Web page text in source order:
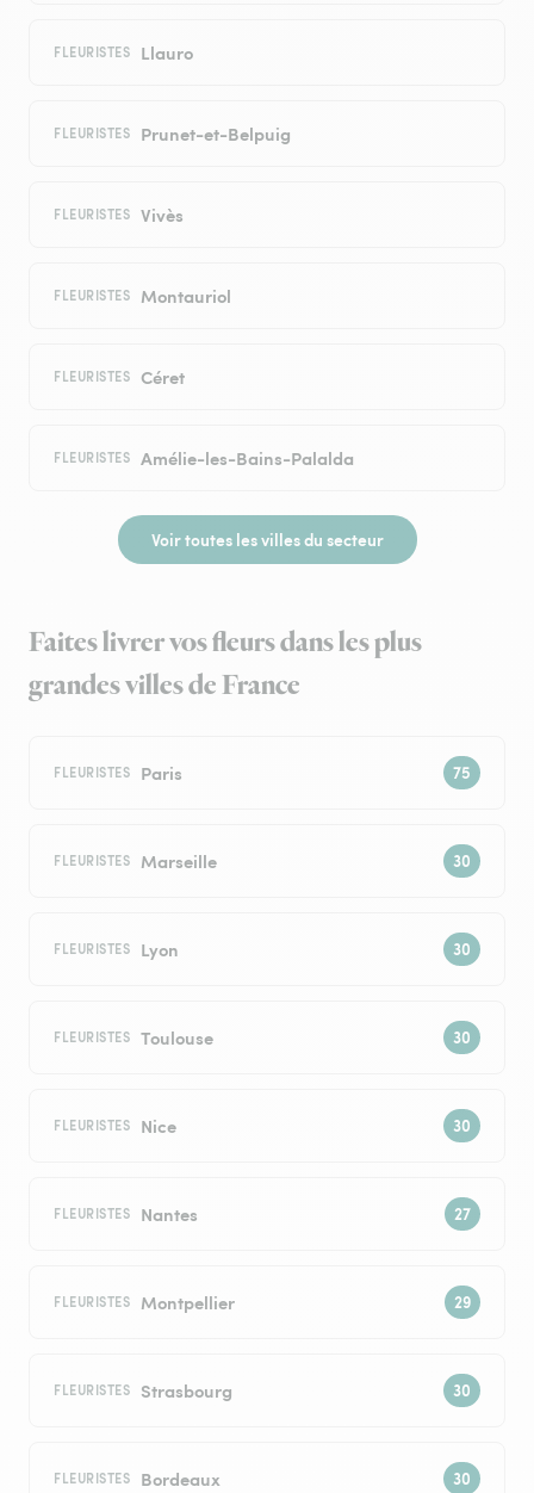
FLEURISTES Llauro
FLEURISTES Prunet-et-Belpuig
FLEURISTES Vivès
FLEURISTES Montauriol
FLEURISTES Céret
FLEURISTES Amélie-les-Bains-Palalda
Voir toutes les villes du secteur
Faites livrer vos fleurs dans les plus
grandes villes de France
FLEURISTES Paris
FLEURISTES Marseille
FLEURISTES Lyon
FLEURISTES Toulouse
FLEURISTES Nice
FLEURISTES Nantes
FLEURISTES Montpellier
FLEURISTES Strasbourg
FLEURISTES Bordeaux